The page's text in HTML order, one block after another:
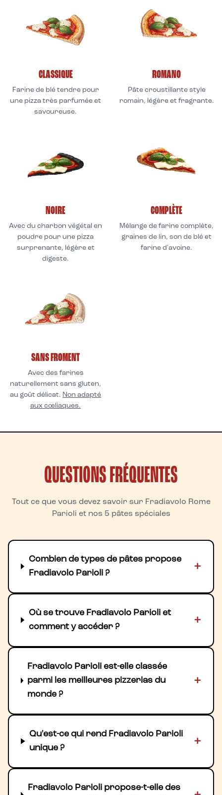
CLASSIQUE
Farine de blé tendre pour
une pizza très parfumée et
savoureuse.
ROMANO
Pâte croustillante style
romain, légère et fragrante.
NOIRE
Avec du charbon végétal en
poudre pour une pizza
surprenante, légère et
digeste.
COMPLÈTE
Mélange de farine complète,
graines de lin, son de blé et
farine d'avoine.
SANS FROMENT
Avec des farines
naturellement sans gluten,
au goût délicat. Non adapté
aux cœliaques.
QUESTIONS FRÉQUENTES
Tout ce que vous devez savoir sur Fradiavolo Rome
Parioli et nos 5 pâtes spéciales
Combien de types de pâtes propose
Fradiavolo Parioli ?
+
Où se trouve Fradiavolo Parioli et
comment y accéder ?
+
Fradiavolo Parioli est-elle classée
parmi les meilleures pizzerias du
monde ?
+
Qu'est-ce qui rend Fradiavolo Parioli
unique ?
+
Fradiavolo Parioli propose-t-elle des